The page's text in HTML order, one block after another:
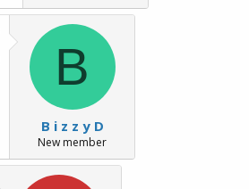
B
B i z z y D
New member